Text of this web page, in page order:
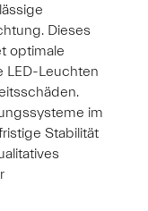
Dieses
optimale
LED-Leuchten
im
Stabilität